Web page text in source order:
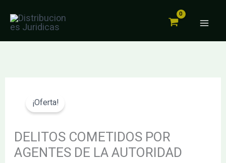
¡Oferta!
DELITOS COMETIDOS POR
AGENTES DE LA AUTORIDAD
precio
original
era:
64.27€.
es:
61.05€.
COMETIDOS
AGENTES
DE
AGENTES